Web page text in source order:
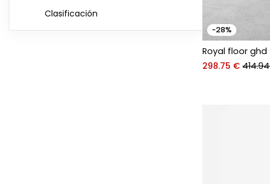
Clasificación
-28%
Royal floor ghd
298.75 €